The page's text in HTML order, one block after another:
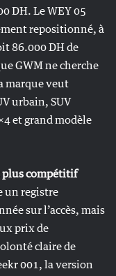
DH. Le WEY 05
repositionné, à
86.000 DH de
GWM ne cherche
marque veut
urbain, SUV
et grand modèle
plus compétitif
un registre
sur l’accès, mais
prix de
claire de
001, la version